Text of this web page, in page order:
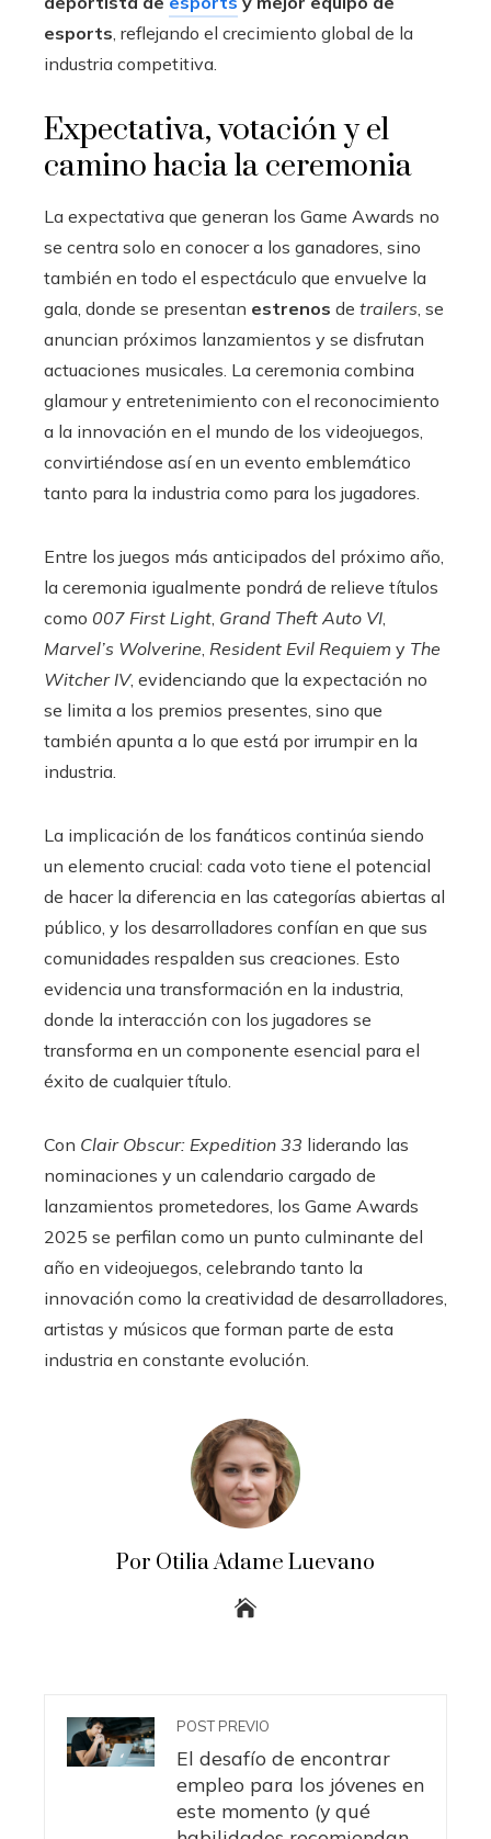
esports , reflejando el crecimiento global de la
industria competitiva.
Expectativa, votación y el
camino hacia la ceremonia
La expectativa que generan los Game Awards no
se centra solo en conocer a los ganadores, sino
también en todo el espectáculo que envuelve la
gala, donde se presentan estrenos de trailers , se
anuncian próximos lanzamientos y se disfrutan
actuaciones musicales. La ceremonia combina
glamour y entretenimiento con el reconocimiento
a la innovación en el mundo de los videojuegos,
convirtiéndose así en un evento emblemático
tanto para la industria como para los jugadores.
Entre los juegos más anticipados del próximo año,
la ceremonia igualmente pondrá de relieve títulos
como 007 First Light Grand Theft Auto VI
Marvel’s Wolverine Resident Evil Requiem y The
Witcher IV, evidenciando que la expectación no
se limita a los premios presentes, sino que
también apunta a lo que está por irrumpir en la
industria.
La implicación de los fanáticos continúa siendo
un elemento crucial: cada voto tiene el potencial
de hacer la diferencia en las categorías abiertas al
público, y los desarrolladores confían en que sus
comunidades respalden sus creaciones. Esto
evidencia una transformación en la industria,
donde la interacción con los jugadores se
transforma en un componente esencial para el
éxito de cualquier título.
Con Clair Obscur: Expedition 33 liderando las
nominaciones y un calendario cargado de
lanzamientos prometedores, los Game Awards
2025 se perfilan como un punto culminante del
año en videojuegos, celebrando tanto la
innovación como la creatividad de desarrolladores,
artistas y músicos que forman parte de esta
industria en constante evolución.
Por Otilia Adame Luevano
POST PREVIO
El desafío de encontrar
empleo para los jóvenes en
este momento (y qué